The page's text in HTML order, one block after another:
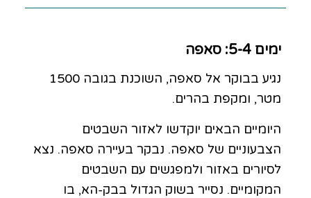
ימים 5-4: סאפה
נגיע בבוקר אל סאפה, השוכנת בגובה 1500
מטר, ומקפת בהרים.
היומיים הבאים יוקדשו לאזור השבטים
הצבעוניים של סאפה. נבקר בעיירה סאפה. נצא
לסיורים באזור ולמפגשים עם השבטים
המקומיים. נסייר בשוק הגדול בבק-הא, בו